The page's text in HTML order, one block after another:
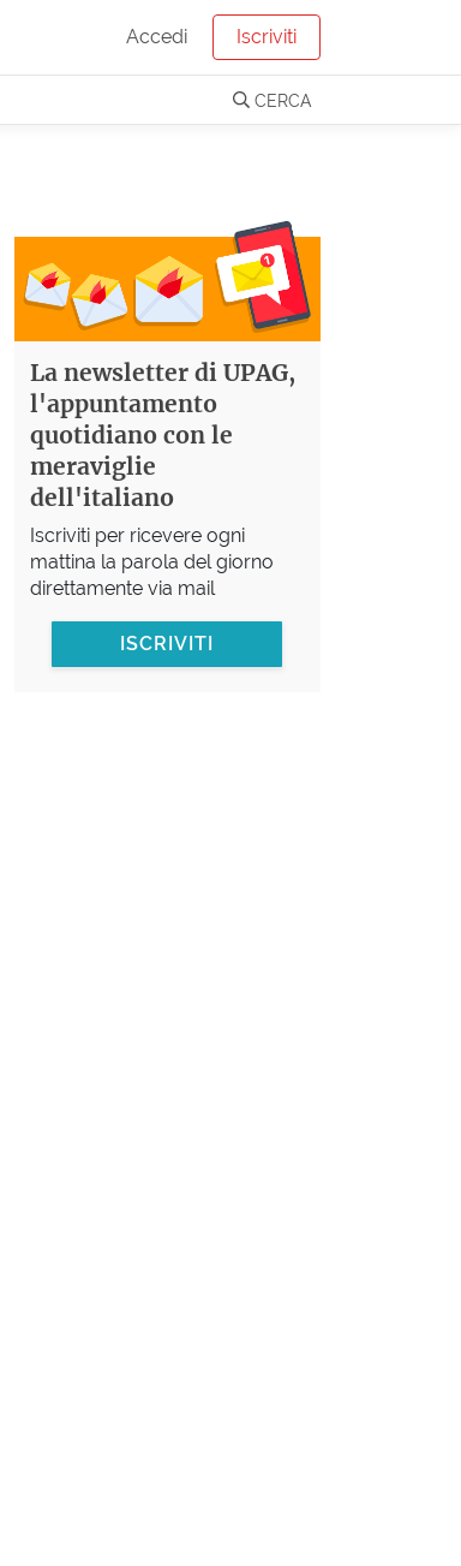
Accedi Iscriviti
CERCA
La newsletter di UPAG,
l'appuntamento
quotidiano con le
meraviglie
dell'italiano
Iscriviti per ricevere ogni
mattina la parola del giorno
direttamente via mail
ISCRIVITI